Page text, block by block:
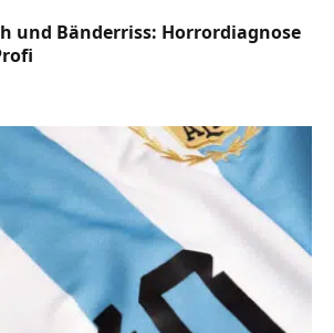
und Bänderriss: Horrordiagnose